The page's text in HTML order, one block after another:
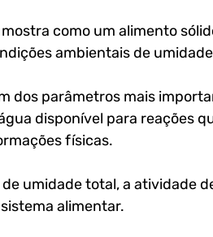
como um alimento
ambientais de
dos parâmetros mais
disponível para reações
físicas.
umidade total, a atividade
alimentar.